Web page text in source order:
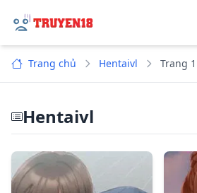
Trang chủ Hentaivl Trang 1
Hentaivl